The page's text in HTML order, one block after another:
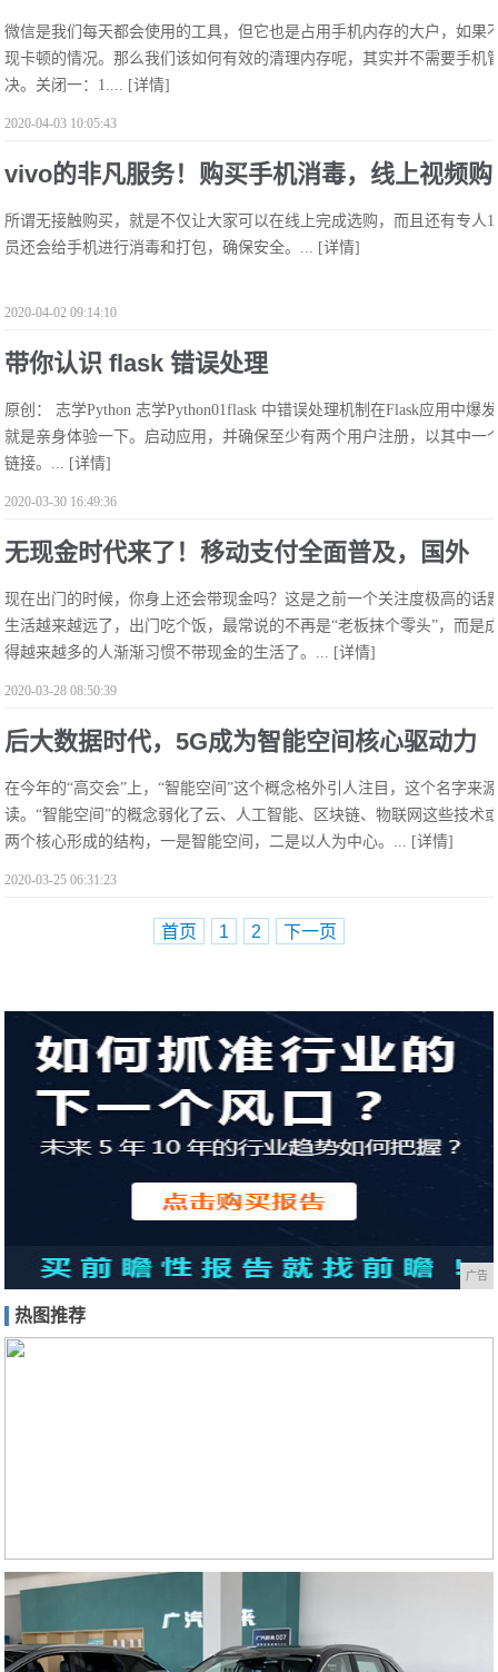
内存，你不会不知道吧
微信是我们每天都会使用的工具，但它也是占用手机内存的大户，如果
现卡顿的情况。那么我们该如何有效的清理内存呢，其实并不需要手机
决。关闭一：1.... [详情]
2020-04-03 10:05:43
vivo的非凡服务！购买手机消毒，线上视频购
机更安全
所谓无接触购买，就是不仅让大家可以在线上完成选购，而且还有专人
员还会给手机进行消毒和打包，确保安全。... [详情]
2020-04-02 09:14:10
带你认识 flask 错误处理
原创： 志学Python 志学Python01flask 中错误处理机制在Flask应用中爆
就是亲身体验一下。启动应用，并确保至少有两个用户注册，以其中一
链接。... [详情]
2020-03-30 16:49:36
无现金时代来了！移动支付全面普及，国外
赶不上了
现在出门的时候，你身上还会带现金吗？这是之前一个关注度极高的话
生活越来越远了，出门吃个饭，最常说的不再是“老板抹个零头”，而是
得越来越多的人渐渐习惯不带现金的生活了。... [详情]
2020-03-28 08:50:39
后大数据时代，5G成为智能空间核心驱动力
在今年的“高交会”上，“智能空间”这个概念格外引人注目，这个名字来
读。“智能空间”的概念弱化了云、人工智能、区块链、物联网这些技术
两个核心形成的结构，一是智能空间，二是以人为中心。... [详情]
2020-03-25 06:31:23
首页 1 2 下一页
广告
热图推荐